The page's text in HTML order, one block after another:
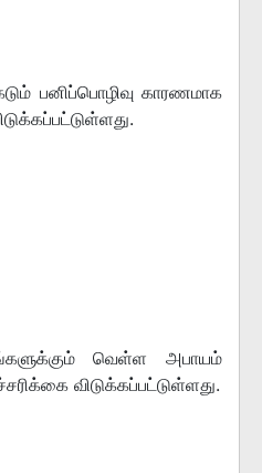
பனிப்பொழிவு காரணமாக
வெள்ள அபாயம்
விடுக்கப்பட்டுள்ளது.